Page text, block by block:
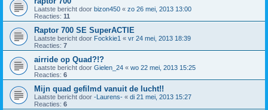
Laatste bericht door bizon450 « zo 26 mei, 2013 13:00
Reacties: 11
Raptor 700 SE SuperACTIE
Laatste bericht door Fockkie1 « vr 24 mei, 2013 18:39
Reacties: 7
airride op Quad?!?
Laatste bericht door Gielen_24 « wo 22 mei, 2013 15:25
Reacties: 6
Mijn quad gefilmd vanuit de lucht!!
Laatste bericht door -Laurens- « di 21 mei, 2013 15:27
Reacties: 6